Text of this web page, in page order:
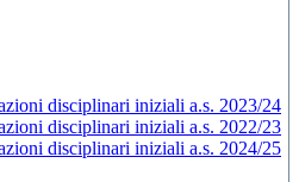
disciplinari iniziali a.s. 2023/24
disciplinari iniziali a.s. 2022/23
disciplinari iniziali a.s. 2024/25